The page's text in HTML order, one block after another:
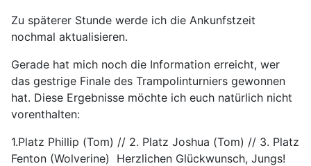
Zu späterer Stunde werde ich die Ankunfstzeit
nochmal aktualisieren.
Gerade hat mich noch die Information erreicht, wer
das gestrige Finale des Trampolinturniers gewonnen
hat. Diese Ergebnisse möchte ich euch natürlich nicht
vorenthalten:
1.Platz Phillip (Tom) // 2. Platz Joshua (Tom) // 3. Platz
Fenton (Wolverine) Herzlichen Glückwunsch, Jungs!